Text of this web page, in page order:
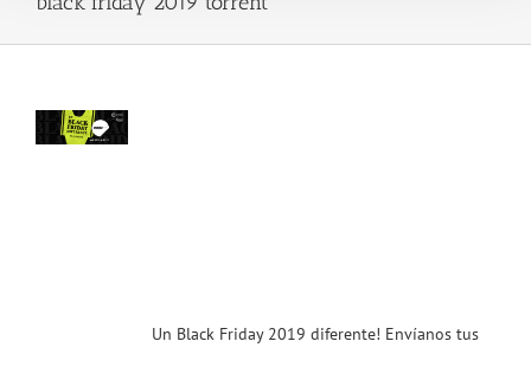
Un Black Friday 2019 diferente! Envíanos tus